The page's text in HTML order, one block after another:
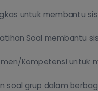
untuk membantu
Soal membantu
Kompetensi untuk
soal grup dalam